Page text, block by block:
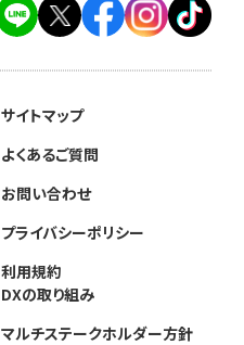
サイトマップ
よくあるご質問
お問い合わせ
プライバシーポリシー
利用規約
DXの取り組み
マルチステークホルダー方針